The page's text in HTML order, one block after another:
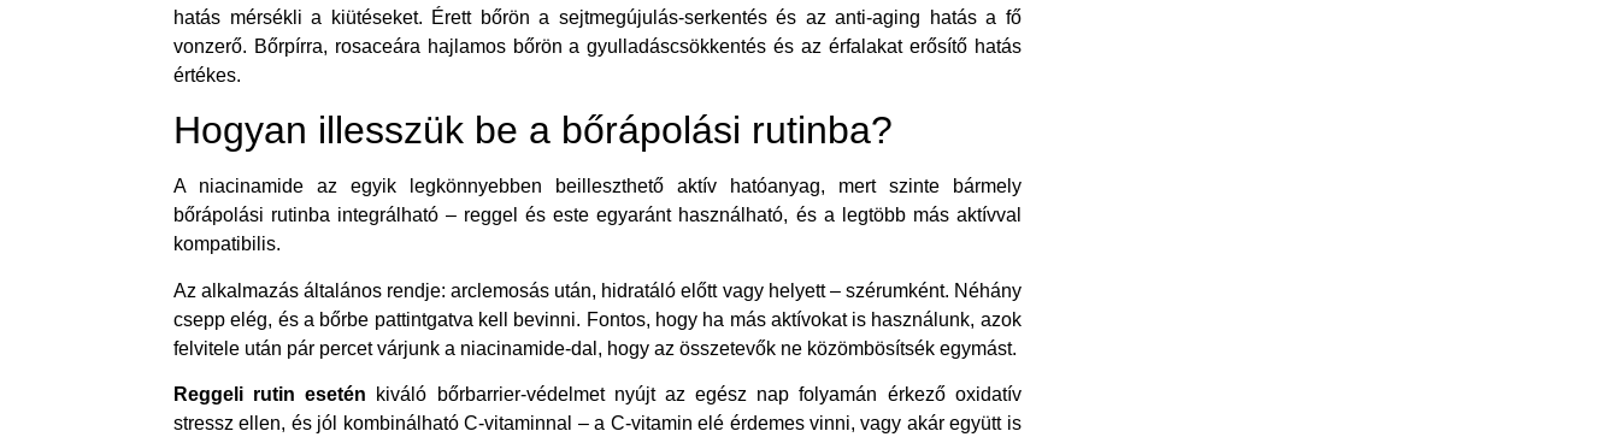
hatás mérsékli a kiütéseket. Érett bőrön a sejtmegújulás-serkentés és az anti-aging hatás a fő
vonzerő. Bőrpírra, rosaceára hajlamos bőrön a gyulladáscsökkentés és az érfalakat erősítő hatás
értékes.
Hogyan illesszük be a bőrápolási rutinba?
A niacinamide az egyik legkönnyebben beilleszthető aktív hatóanyag, mert szinte bármely
bőrápolási rutinba integrálható – reggel és este egyaránt használható, és a legtöbb más aktívval
kompatibilis.
Az alkalmazás általános rendje: arclemosás után, hidratáló előtt vagy helyett – szérumként. Néhány
csepp elég, és a bőrbe pattintgatva kell bevinni. Fontos, hogy ha más aktívokat is használunk, azok
felvitele után pár percet várjunk a niacinamide-dal, hogy az összetevők ne közömbösítsék egymást.
Reggeli rutin esetén kiváló bőrbarrier-védelmet nyújt az egész nap folyamán érkező oxidatív
stressz ellen, és jól kombinálható C-vitaminnal – a C-vitamin elé érdemes vinni, vagy akár együtt is